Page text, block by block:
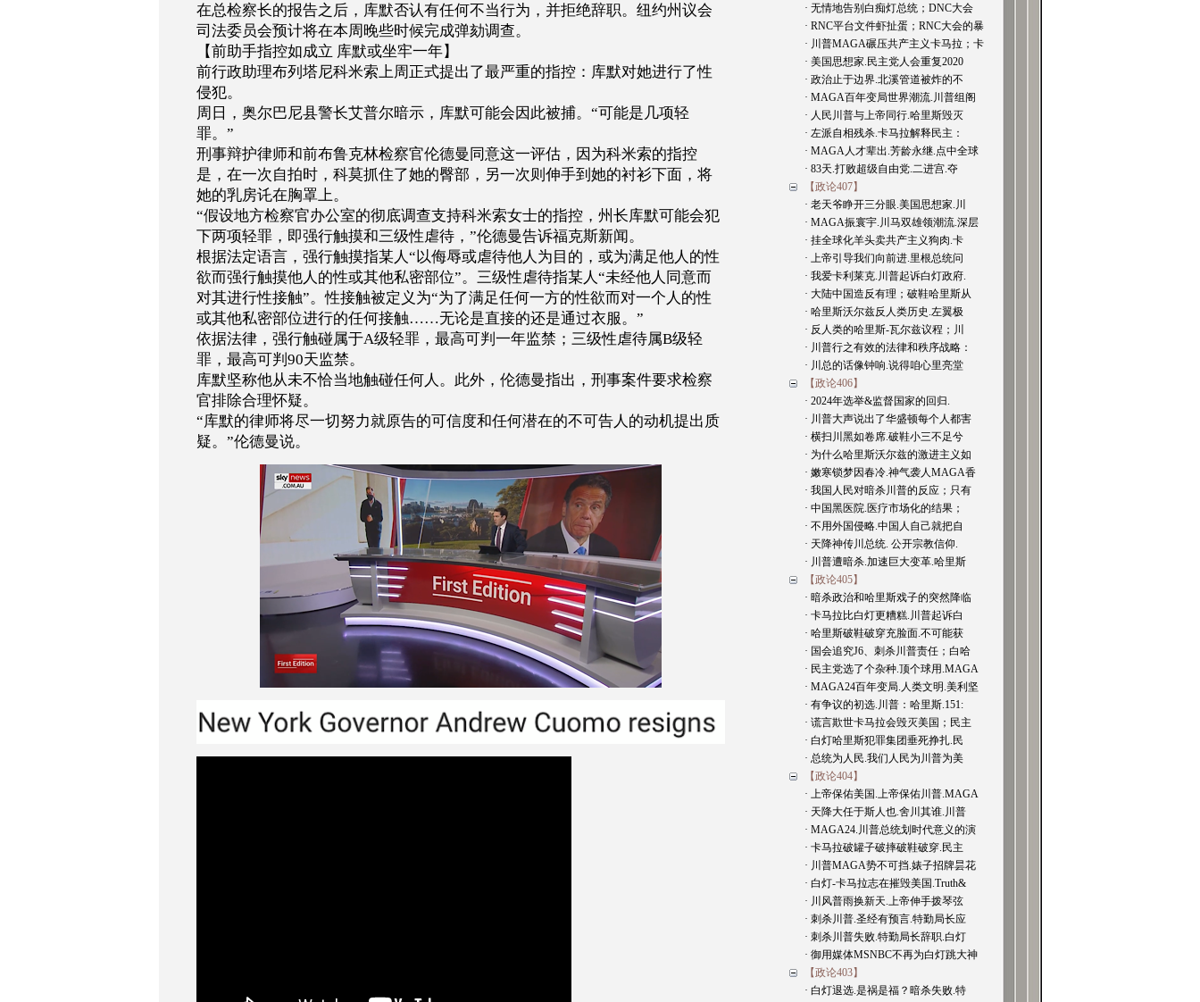
在总检察长的报告之后，库默否认有任何不当行为，并拒绝辞职。纽约州议会
司法委员会预计将在本周晚些时候完成弹劾调查。
【前助手指控如成立 库默或坐牢一年】
前行政助理布列塔尼科米索上周正式提出了最严重的指控：库默对她进行了性
侵犯。
周日，奥尔巴尼县警长艾普尔暗示，库默可能会因此被捕。 “可能是几项轻
罪。 ”
刑事辩护律师和前布鲁克林检察官伦德曼同意这一评估，因为科米索的指控
是，在一次自拍时，科莫抓住了她的臀部，另一次则伸手到她的衬衫下面，将
她的乳房讬在胸罩上。
“假设地方检察官办公室的彻底调查支持科米索女士的指控，州长库默可能会犯
下两项轻罪，即强行触摸和三级性虐待， ”伦德曼告诉福克斯新闻。
根据法定语言，强行触摸指某人“以侮辱或虐待他人为目的，或为满足他人的性
欲而强行触摸他人的性或其他私密部位”。三级性虐待指某人“未经他人同意而
对其进行性接触”。性接触被定义为“为了满足任何一方的性欲而对一个人的性
或其他私密部位进行的任何接触……无论是直接的还是通过衣服。 ”
依据法律，强行触碰属于A级轻罪，最高可判一年监禁；三级性虐待属B级轻
罪，最高可判 90天监禁。
库默坚称他从未不恰当地触碰任何人。此外，伦德曼指出，刑事案件要求检察
官排除合理怀疑。
“库默的律师将尽一切努力就原告的可信度和任何潜在的不可告人的动机提出质
疑。 ”伦德曼说。
· 无情地告别白痴灯总统；DNC大会
· RNC平台文件虾扯蛋；RNC大会的暴
· 川普MAGA碾压共产主义卡马拉；卡
· 美国思想家.民主党人会重复2020
· 政治止于边界.北溪管道被炸的不
· MAGA百年变局世界潮流.川普组阁
· 人民川普与上帝同行.哈里斯毁灭
· 左派自相残杀.卡马拉解释民主：
· MAGA人才辈出.芳龄永继.点中全球
· 83天.打败超级自由党.二进宫.夺
【政论407】
· 老天爷睁开三分眼.美国思想家.川
· MAGA振寰宇.川马双雄领潮流.深层
· 挂全球化羊头卖共产主义狗肉.卡
· 上帝引导我们向前进.里根总统问
· 我爱卡利莱克.川普起诉白灯政府.
· 大陆中国造反有理；破鞋哈里斯从
· 哈里斯沃尔兹反人类历史.左翼极
· 反人类的哈里斯-瓦尔兹议程；川
· 川普行之有效的法律和秩序战略：
· 川总的话像钟响.说得咱心里亮堂
【政论406】
· 2024年选举&监督国家的回归.
· 川普大声说出了华盛顿每个人都害
· 横扫川黑如卷席.破鞋小三不足兮
· 为什么哈里斯沃尔兹的激进主义如
· 嫩寒锁梦因春冷.神气袭人MAGA香
· 我国人民对暗杀川普的反应；只有
· 中国黑医院.医疗市场化的结果；
· 不用外国侵略.中国人自己就把自
· 天降神传川总统. 公开宗教信仰.
· 川普遭暗杀.加速巨大变革.哈里斯
【政论405】
· 暗杀政治和哈里斯戏子的突然降临
· 卡马拉比白灯更糟糕.川普起诉白
· 哈里斯破鞋破穿充脸面.不可能获
· 国会追究J6、刺杀川普责任；白哈
· 民主党选了个杂种.顶个球用.MAGA
· MAGA24百年变局.人类文明.美利坚
· 有争议的初选.川普：哈里斯.151:
· 谎言欺世卡马拉会毁灭美国；民主
· 白灯哈里斯犯罪集团垂死挣扎.民
· 总统为人民.我们人民为川普为美
【政论404】
· 上帝保佑美国.上帝保佑川普.MAGA
· 天降大任于斯人也.舍川其谁.川普
· MAGA24.川普总统划时代意义的演
· 卡马拉破罐子破摔破鞋破穿.民主
· 川普MAGA势不可挡.婊子招牌昙花
· 白灯-卡马拉志在摧毁美国.Truth&
· 川风普雨换新天.上帝伸手拨琴弦
· 刺杀川普.圣经有预言.特勤局长应
· 刺杀川普失败.特勤局长辞职.白灯
· 御用媒体MSNBC不再为白灯跳大神
【政论403】
· 白灯退选.是祸是福？暗杀失败.特